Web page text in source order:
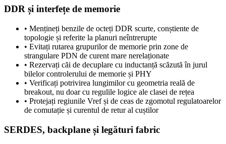
DDR și interfețe de memorie
• Mențineți benzile de octeți DDR scurte, conștiente de
topologie și referite la planuri neîntrerupte
• Evitați rutarea grupurilor de memorie prin zone de
strangulare PDN de curent mare nerelaționate
• Rezervați căi de decuplare cu inductanță scăzută în jurul
bilelor controlerului de memorie și PHY
• Verificați potrivirea lungimilor cu geometria reală de
breakout, nu doar cu regulile logice ale clasei de rețea
• Protejați regiunile Vref și de ceas de zgomotul regulatoarelor
de comutație și curentul de retur al cuștilor
SERDES, backplane și legături fabric